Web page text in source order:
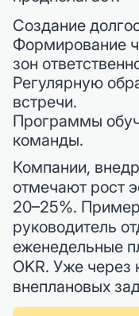
Создание
Формирование
зон
Регулярную
встречи.
Программы
команды.
Компании,
отмечают рост
20–25%.
руководитель
еженедельные
OKR. Уже через
внеплановых